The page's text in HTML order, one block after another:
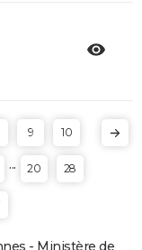
9 10
... 20 28
- Ministère de